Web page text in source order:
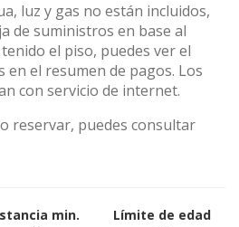
luz y gas no están incluidos,
de suministros en base al
el piso, puedes ver el
el resumen de pagos. Los
con servicio de internet.
reservar, puedes consultar
min. Límite de edad